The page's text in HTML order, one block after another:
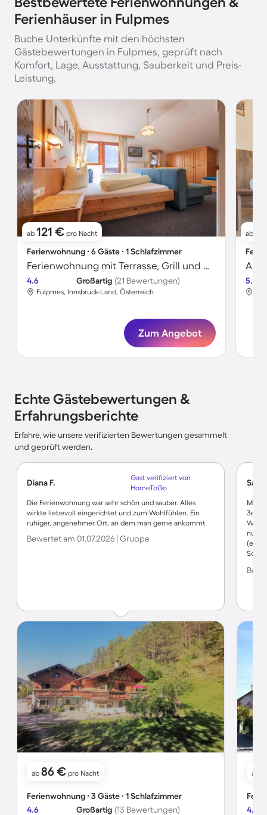
Ferienhäuser in Fulpmes
Buche Unterkünfte mit den höchsten
Gästebewertungen in Fulpmes, geprüft nach
Komfort, Lage, Ausstattung, Sauberkeit und Preis-
Leistung.
ab 121 € pro Nacht
Ferienwohnung ∙ 6 Gäste ∙ 1 Schlafzimmer
Ferienwohnung mit Terrasse, Grill und Garten | Bergblick
4.6 Großartig (21 Bewertungen)
Fulpmes, Innsbruck-Land, Österreich
Zum Angebot
ab
5.0
Echte Gästebewertungen &
Erfahrungsberichte
Erfahre, wie unsere verifizierten Bewertungen gesammelt
und geprüft werden.
Diana F.
Gast verifiziert von
HomeToGo
Die Ferienwohnung war sehr schön und sauber. Alles
wirkte liebevoll eingerichtet und zum Wohlfühlen. Ein
ruhiger, angenehmer Ort, an dem man gerne ankommt.
Bewertet am 01.07.2026 | Gruppe
ab 86 € pro Nacht
Ferienwohnung ∙ 3 Gäste ∙ 1 Schlafzimmer
4.6
Großartig (13 Bewertungen)
3er
WC,
(einer
ab
4.8